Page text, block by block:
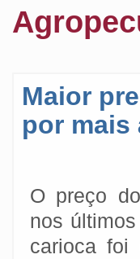
Maior
por mais
O preço
nos
carioca